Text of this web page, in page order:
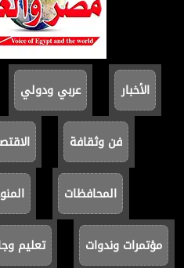
الأخبار عربي ودولي
فن وثقافة
المحافظات
مؤتمرات وندوات تعليم